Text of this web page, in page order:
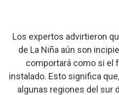
Los expertos advirtieron
de La Niña aún son
comportará como si el
instalado. Esto significa
algunas regiones del sur